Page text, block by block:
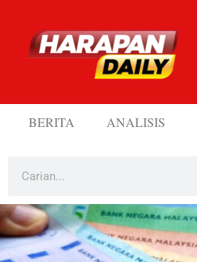
BERITA ANALISIS